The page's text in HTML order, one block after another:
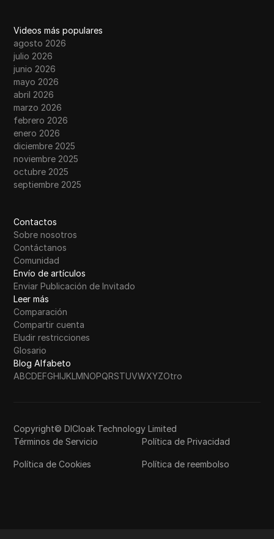
Videos más populares
agosto 2026
julio 2026
junio 2026
mayo 2026
abril 2026
marzo 2026
febrero 2026
enero 2026
diciembre 2025
noviembre 2025
octubre 2025
septiembre 2025
Contactos
Sobre nosotros
Contáctanos
Comunidad
Envío de artículos
Enviar Publicación de Invitado
Leer más
Comparación
Compartir cuenta
Eludir restricciones
Glosario
Blog Alfabeto
ABCDEFGHIJKLMNOPQRSTUVWXYZOtro
Copyright© DICloak Technology Limited
Términos de Servicio
Política de Privacidad
Política de Cookies Política de reembolso